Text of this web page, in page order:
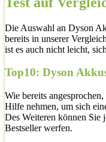
Die Auswahl an Dyson
bereits in unserer
ist es auch nicht leicht,
Top10: Dyson
Wie bereits
Hilfe nehmen, um sich
Des Weiteren können Sie
Bestseller werfen.